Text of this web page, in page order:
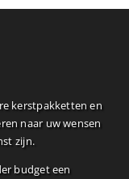
kerstpakketten en
naar uw wensen
zijn.
budget een